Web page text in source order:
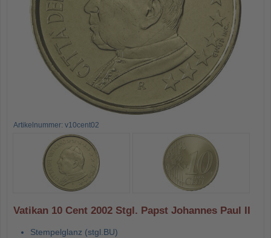
Artikelnummer: v10cent02
Vatikan 10 Cent 2002 Stgl. Papst Johannes Paul II
Stempelglanz (stgl.BU)